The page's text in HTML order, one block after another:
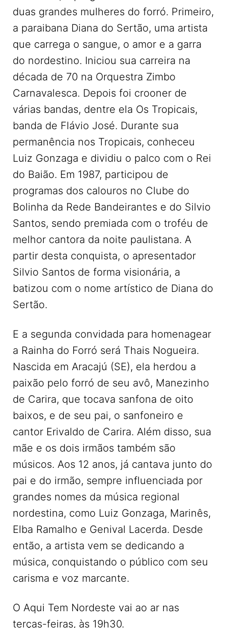
duas grandes mulheres do forró. Primeiro,
a paraibana Diana do Sertão, uma artista
que carrega o sangue, o amor e a garra
do nordestino. Iniciou sua carreira na
década de 70 na Orquestra Zimbo
Carnavalesca. Depois foi crooner de
várias bandas, dentre ela Os Tropicais,
banda de Flávio José. Durante sua
permanência nos Tropicais, conheceu
Luiz Gonzaga e dividiu o palco com o Rei
do Baião. Em 1987, participou de
programas dos calouros no Clube do
Bolinha da Rede Bandeirantes e do Silvio
Santos, sendo premiada com o troféu de
melhor cantora da noite paulistana. A
partir desta conquista, o apresentador
Silvio Santos de forma visionária, a
batizou com o nome artístico de Diana do
Sertão.
E a segunda convidada para homenagear
a Rainha do Forró será Thais Nogueira.
Nascida em Aracajú (SE), ela herdou a
paixão pelo forró de seu avô, Manezinho
de Carira, que tocava sanfona de oito
baixos, e de seu pai, o sanfoneiro e
cantor Erivaldo de Carira. Além disso, sua
mãe e os dois irmãos também são
músicos. Aos 12 anos, já cantava junto do
pai e do irmão, sempre influenciada por
grandes nomes da música regional
nordestina, como Luiz Gonzaga, Marinês,
Elba Ramalho e Genival Lacerda. Desde
então, a artista vem se dedicando a
música, conquistando o público com seu
carisma e voz marcante.
O Aqui Tem Nordeste vai ao ar nas
terças-feiras, às 19h30.